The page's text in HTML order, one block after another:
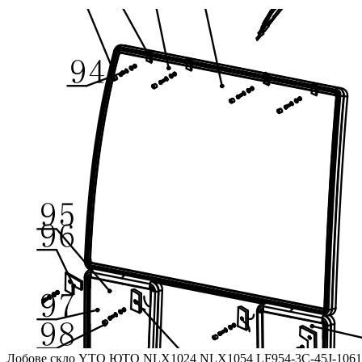
Лобове скло YTO ЮТО NLX1024 NLX1054 LF954-3C-45J-